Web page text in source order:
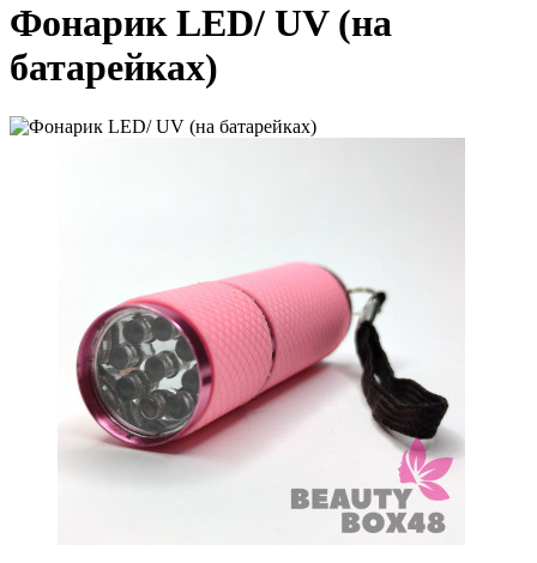
Фонарик LED/ UV (на
батарейках)